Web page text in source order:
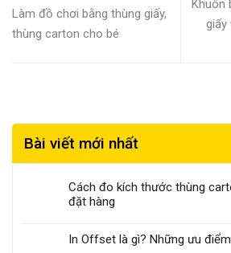
Làm đồ chơi bằng thùng giấy,
thùng carton cho bé
Khuôn
giấy
Bài viết mới nhất
Cách đo kích thước thùng
đặt hàng
In Offset là gì? Những ưu